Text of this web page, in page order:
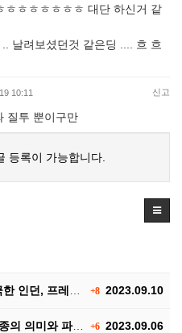
ㅎㅎㅎㅎㅎㅎㅎ 대단 하신거 같
날려보셨던것 같은딩 .... 흐 흐
10:11 신고
질투 뿐이구만
등록이 가능합니다.
+82023.09.10
, 프레야 인던,…
+62023.09.06
와 파티구성, …